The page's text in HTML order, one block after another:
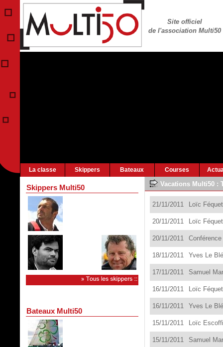
Site officiel
de l'association Multi50
La classe Skippers Bateaux Courses
Skippers Multi50
Bateaux Multi50
Vacations Multi50 :
21/11/2011 Loïc
20/11/2011 Loïc
20/11/2011
18/11/2011 Yves Le
17/11/2011 Samuel
16/11/2011 Loïc
16/11/2011 Yves Le
15/11/2011 Loïc
15/11/2011 Samuel